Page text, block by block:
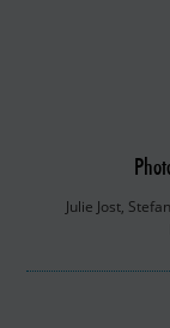
Julie Jost,